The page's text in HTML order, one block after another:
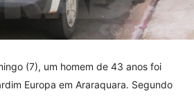
(7), um homem de 43 anos foi
Europa em Araraquara. Segundo